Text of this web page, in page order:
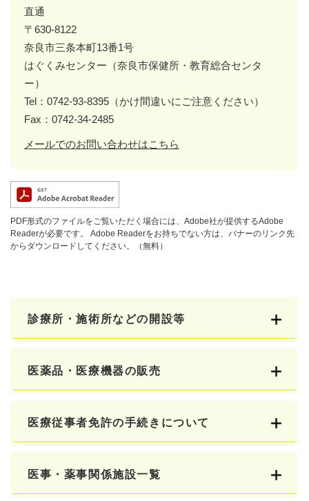
直通
〒630-8122
奈良市三条本町13番1号
はぐくみセンター（奈良市保健所・教育総合センタ
ー）
Tel：0742-93-8395（かけ間違いにご注意ください）
Fax：0742-34-2485
メールでのお問い合わせはこちら
PDF形式のファイルをご覧いただく場合には、Adobe社が提供するAdobe
Readerが必要です。
Adobe Readerをお持ちでない方は、バナーのリンク先
からダウンロードしてください。（無料）
診療所・施術所などの開設等
医薬品・医療機器の販売
医療従事者免許の手続きについて
医事・薬事関係施設一覧